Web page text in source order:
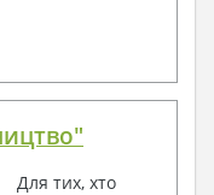
Для тих, хто